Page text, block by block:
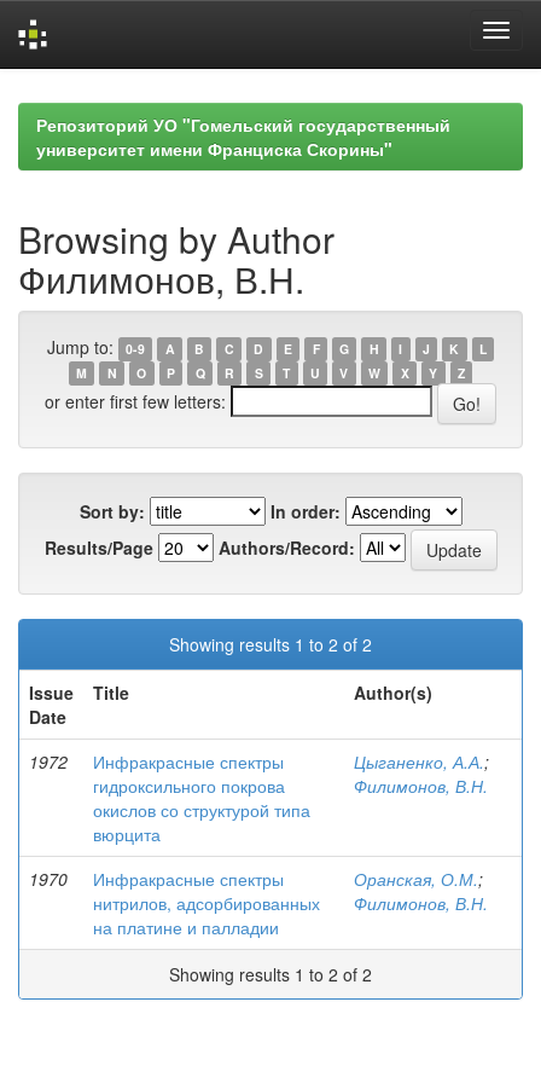
navigationРепозиторий УО "Гомельский государственный
университет имени Франциска Скорины"
Browsing by Author
Филимонов, В.Н.
Jump to: 0-9 A B C D E F G H I J K
L
M
N O P Q R S T U V W X Y Z
or enter first few letters:
Sort by:
In order:
Results/Page
Authors/Record:
Showing results 1 to 2 of 2
Issue
Date
Title Author(s)
1972
Инфракрасные спектры
гидроксильного покрова
окислов со структурой типа
вюрцита
Цыганенко, А.А.;
Филимонов, В.Н.
1970
Инфракрасные спектры
нитрилов, адсорбированных
на платине и палладии
Оранская, О.М.;
Филимонов, В.Н.
Showing results 1 to 2 of 2